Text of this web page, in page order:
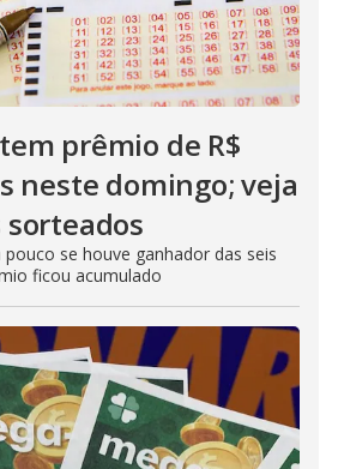
prêmio de R$
neste domingo; veja
pouco se houve ganhador das seis
ficou acumulado